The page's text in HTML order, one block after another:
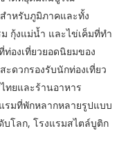
ำหรับภูมิภาคและทั้ง
กุ้งแม่น้ำ และไข่เค็มที่ทำ
ท่องเที่ยวยอดนิยมของ
ดวกรองรับนักท่องเที่ยว
ทยและร้านอาหาร
รมที่พักหลากหลายรูปแบบ
บโลก, โรงแรมสไตล์บูติก